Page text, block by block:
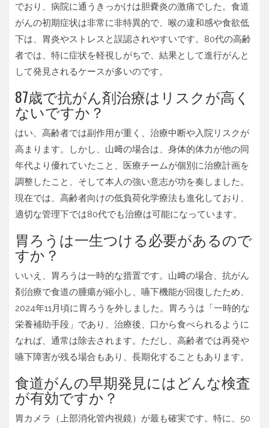
でおり、病院に通うきっかけは胆嚢炎の激痛でした。食道
がんの初期症状は非常に非特異的で、喉の違和感や食欲低
下は、胃炎やストレスと誤認されやすいです。80代の高齢
者では、特に症状を軽視しがちで、結果として進行がんと
して発見されるケースが多いのです。
87歳で抗がん剤治療はリスクが高く
ないですか？
はい、高齢者では副作用が重く、治療中断や入院リスクが
高まります。しかし、山﨑の場合は、身体的体力が他の同
年代より優れていたこと、医療チームが個別に治療計画を
調整したこと、そして本人の強い意志が功を奏しました。
現在では、高齢者向けの低負荷化学療法も進化しており、
適切な管理下では80代でも治療は可能になっています。
胃ろうは一生つける必要があるので
すか？
いいえ、胃ろうは一時的な措置です。山﨑の場合、抗がん
剤治療で食道の腫瘍が縮小し、嚥下機能が回復したため、
2024年11月頃に胃ろうを外しました。胃ろうは「一時的な
栄養補助手段」であり、治療後、口から食べられるように
なれば、通常は除去されます。ただし、高齢者では再発や
嚥下障害が残る場合もあり、長期化することもあります。
食道がんの早期発見にはどんな検査
が有効ですか？
胃カメラ（上部消化管内視鏡）が最も確実です。特に、50